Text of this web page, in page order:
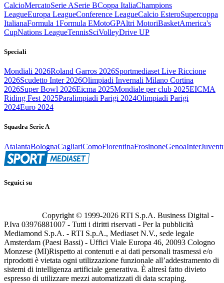
CalcioMercatoSerie ASerie BCoppa ItaliaChampions
LeagueEuropa LeagueConference LeagueCalcio EsteroSupercoppa
ItalianaFormula 1Formula EMotoGPAltri MotoriBasketAmerica's
CupNations LeagueTennisSciVolleyDrive UP
Speciali
Mondiali 2026Roland Garros 2026Sportmediaset Live Riccione
2026Scudetto Inter 2026Olimpiadi Invernali Milano Cortina
2026Super Bowl 2026Eicma 2025Mondiale per club 2025EICMA
Riding Fest 2025Paralimpiadi Parigi 2024Olimpiadi Parigi
2024Euro 2024
Squadra Serie A
AtalantaBolognaCagliariComoFiorentinaFrosinoneGenoaInter
Seguici su
Copyright © 1999-2026 RTI S.p.A. Business Digital -
P.Iva 03976881007 - Tutti i diritti riservati - Per la pubblicità
Mediamond S.p.A. - RTI S.p.A., Mediaset N.V., sede legale
Amsterdam (Paesi Bassi) - Uffici Viale Europa 46, 20093 Cologno
Monzese (MI)Rispetto ai contenuti e ai dati personali trasmessi e/o
riprodotti è vietata ogni utilizzazione funzionale all’addestramento di
sistemi di intelligenza artificiale generativa. È altresì fatto divieto
espresso di utilizzare mezzi automatizzati di data scraping.